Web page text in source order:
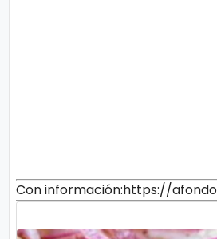
Con información:https://